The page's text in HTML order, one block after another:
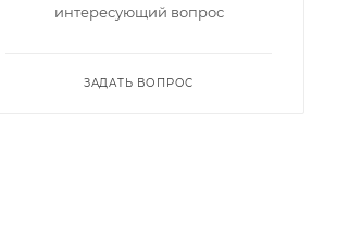
интересующий вопрос
ЗАДАТЬ ВОПРОС